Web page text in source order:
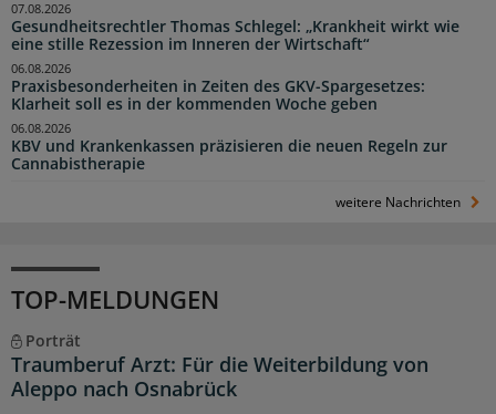
Gesundheitsrechtler Thomas Schlegel: „Krankheit wirkt wie
eine stille Rezession im Inneren der Wirtschaft“
07.08.2026
Praxisbesonderheiten in Zeiten des GKV-Spargesetzes:
Klarheit soll es in der kommenden Woche geben
06.08.2026
KBV und Krankenkassen präzisieren die neuen Regeln zur
Cannabistherapie
06.08.2026
weitere Nachrichten
TOP-MELDUNGEN
Porträt
Traumberuf Arzt: Für die Weiterbildung von
Aleppo nach Osnabrück